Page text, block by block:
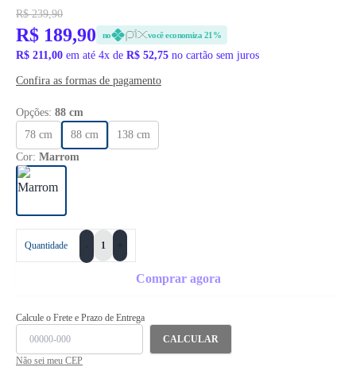
R$ 239,90
R$ 189,90 no você economiza 21%
R$ 211,00 em até 4x de R$ 52,75 no cartão sem juros
Confira as formas de pagamento
Opções: 88 cm
78 cm
88 cm
138 cm
Cor: Marrom
Quantidade
Comprar agora
Calcule o Frete e Prazo de Entrega
CALCULAR
Não sei meu CEP